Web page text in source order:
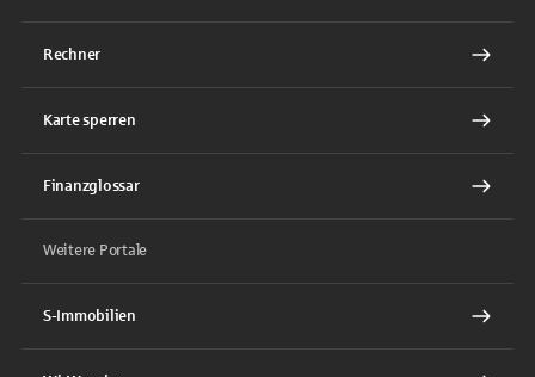
Rechner
Karte sperren
Finanzglossar
Weitere Portale
S-Immobilien